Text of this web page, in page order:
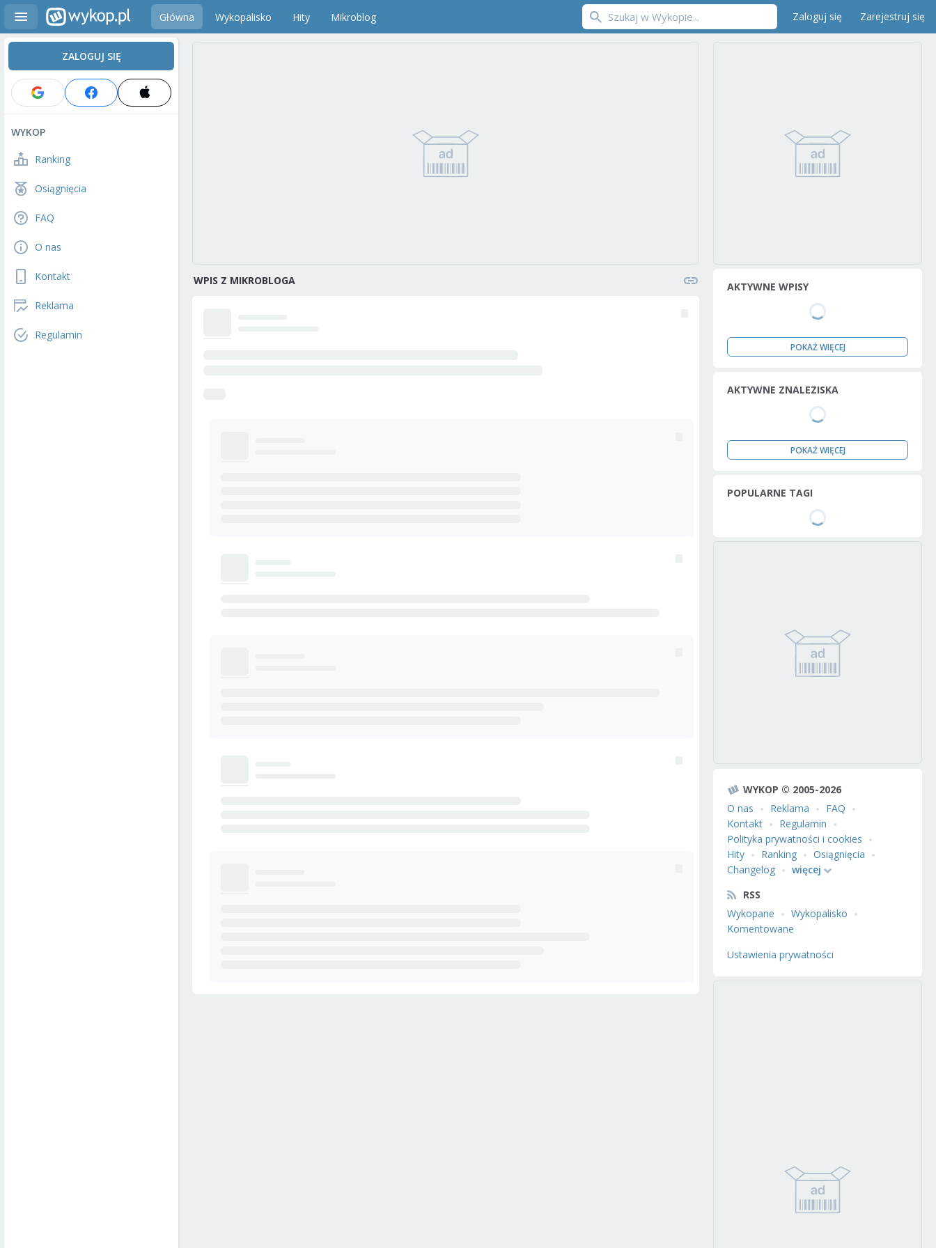
Główna Wykopalisko Hity Mikroblog Zaloguj się Zarejestruj się
ZALOGUJ SIĘ
WYKOP
Ranking
Osiągnięcia
FAQ
O nas
Kontakt
Reklama
Regulamin
WPIS Z MIKROBLOGA AKTYWNE WPISY
POKAŻ WIĘCEJ
AKTYWNE ZNALEZISKA
POKAŻ WIĘCEJ
POPULARNE TAGI
WYKOP © 2005-2026
O nas
Reklama
FAQ
Kontakt
Regulamin
Polityka prywatności i cookies
Hity
Ranking
Osiągnięcia
Changelog
więcej
RSS
Wykopane
Wykopalisko
Komentowane
Ustawienia prywatności